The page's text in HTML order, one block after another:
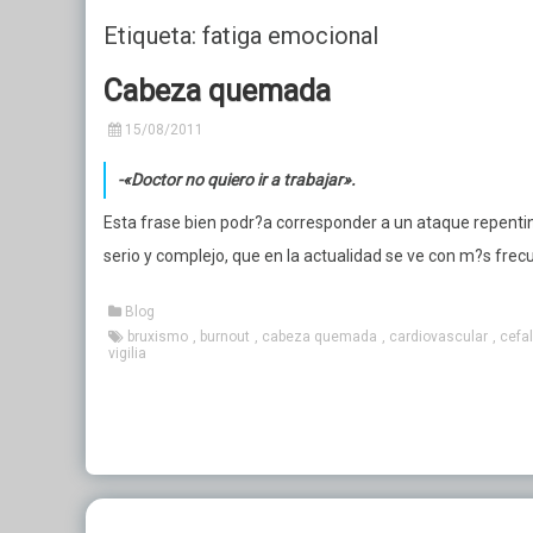
Historia
Nuestros Profesionales
Neurofisiología
Neurología Clínica
Centros De Confianza
Etiqueta: fatiga emocional
Cabeza quemada
15/08/2011
-«Doctor no quiero ir a trabajar».
Esta frase bien podr?a corresponder a un ataque
serio y complejo, que en la actualidad se ve con m?s
Blog
bruxismo , burnout , cabeza quemada , cardiovascular ,
vigilia